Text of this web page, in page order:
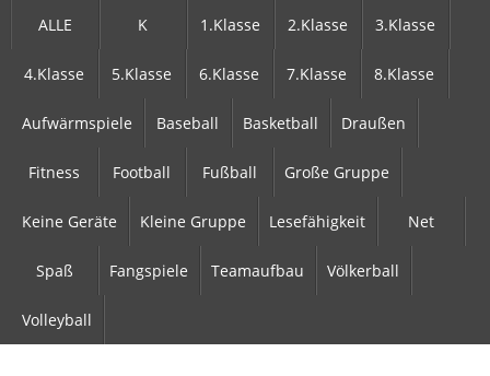
ALLE K 1.Klasse 2.Klasse 3.Klasse
4.Klasse 5.Klasse 6.Klasse 7.Klasse 8.Klasse
Aufwärmspiele Baseball Basketball Draußen
Fitness Football Fußball Große Gruppe
Keine Geräte Kleine Gruppe Lesefähigkeit Net
Spaß Fangspiele Teamaufbau Völkerball
Volleyball